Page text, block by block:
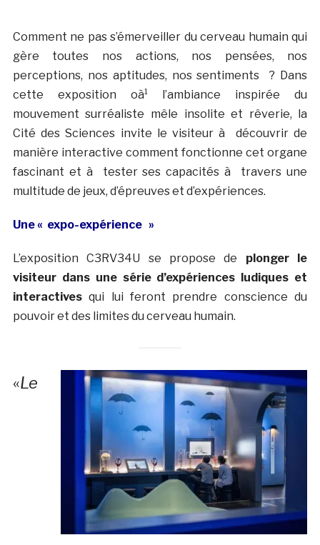
Comment ne pas s’émerveiller du cerveau humain qui
gère toutes nos actions, nos pensées, nos
perceptions, nos aptitudes, nos sentiments ? Dans
cette exposition oà¹ l’ambiance inspirée du
mouvement surréaliste mêle insolite et rêverie, la
Cité des Sciences invite le visiteur à découvrir de
manière interactive comment fonctionne cet organe
fascinant et à tester ses capacités à travers une
multitude de jeux, d’épreuves et d’expériences.
Une « expo-expérience »
L’exposition C3RV34U se propose de plonger le
visiteur dans une série d’expériences ludiques et
interactivesqui lui feront prendre conscience du
pouvoir et des limites du cerveau humain.
«Le